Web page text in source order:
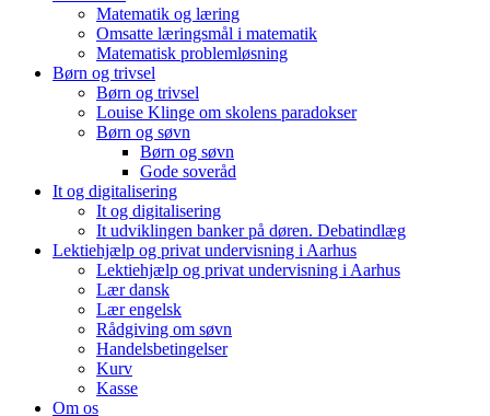
Matematik og læring
Omsatte læringsmål i matematik
Matematisk problemløsning
Børn og trivsel
Børn og trivsel
Louise Klinge om skolens paradokser
Børn og søvn
Børn og søvn
Gode soveråd
It og digitalisering
It og digitalisering
It udviklingen banker på døren. Debatindlæg
Lektiehjælp og privat undervisning i Aarhus
Lektiehjælp og privat undervisning i Aarhus
Lær dansk
Lær engelsk
Rådgiving om søvn
Handelsbetingelser
Kurv
Kasse
Om os